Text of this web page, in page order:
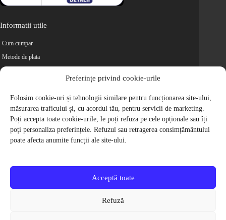
Preferințe privind cookie-urile
Folosim cookie-uri și tehnologii similare pentru funcționarea site-ului,
măsurarea traficului și, cu acordul tău, pentru servicii de marketing.
Poți accepta toate cookie-urile, le poți refuza pe cele opționale sau îți
poți personaliza preferințele. Refuzul sau retragerea consimțământului
poate afecta anumite funcții ale site-ului.
Acceptă toate
Refuză
Informatii utile
Cum cumpar
Metode de plata
Retur
Cariere
Politica de Confidentialitate
Politica de cookie-uri